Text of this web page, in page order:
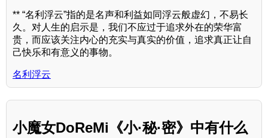
** “名利浮云”指的是名声和利益如同浮云般虚幻，不易长
久。对人生的启示是，我们不应过于追求外在的荣华富
贵，而应该关注内心的充实与真实的价值，追求真正让自
己快乐和有意义的事物。
名利浮云
小魔女DoReMi《小·秘·密》中有什么